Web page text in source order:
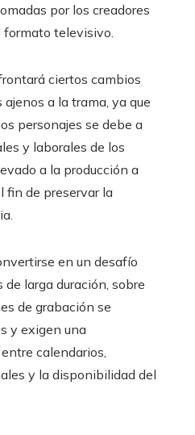
por los creadores
televisivo.
ciertos cambios
a la trama, ya que
personajes se debe a
y laborales de los
a la producción a
fin de preservar la
en un desafío
larga duración, sobre
de grabación se
y exigen una
calendarios,
y la disponibilidad del